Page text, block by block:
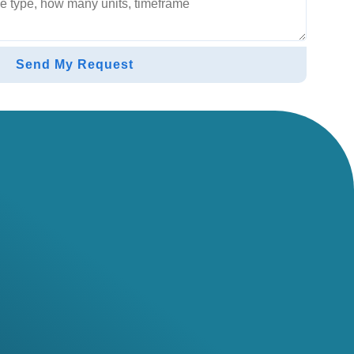
Send My Request